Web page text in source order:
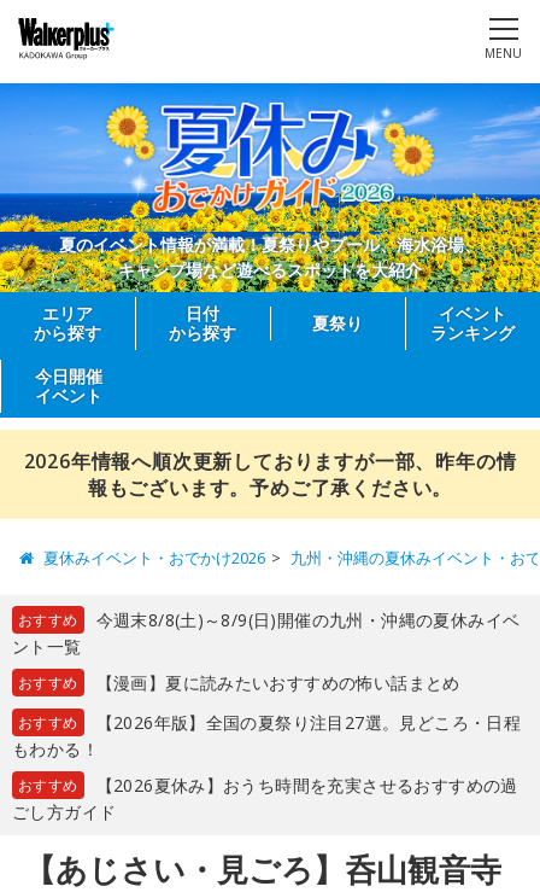
MENU
夏のイベント情報が満載！夏祭りやプール、海水浴場、
キャンプ場など遊べるスポットを大紹介
エリア
から探す
日付
から探す
夏祭り
イベント
ランキング
今日開催
イベント
2026年情報へ順次更新しておりますが一部、昨年の情
報もございます。予めご了承ください。
夏休みイベント・おでかけ2026 九州・沖縄の夏休みイベント・お
おすすめ
今週末8/8(土)～8/9(日)開催の九州・沖縄の夏休みイベ
ント一覧
おすすめ 【漫画】夏に読みたいおすすめの怖い話まとめ
おすすめ
【2026年版】全国の夏祭り注目27選。見どころ・日程
もわかる！
おすすめ
【2026夏休み】おうち時間を充実させるおすすめの過
ごし方ガイド
【あじさい・見ごろ】呑山観音寺